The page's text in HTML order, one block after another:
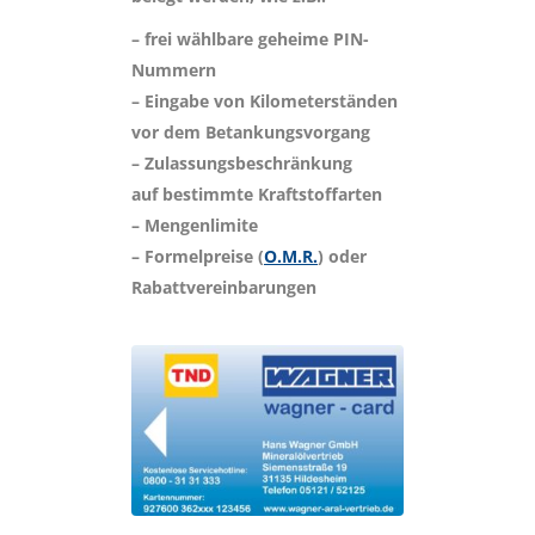
– frei wählbare geheime PIN-
Nummern
– Eingabe von Kilometerständen
vor dem Betankungsvorgang
– Zulassungsbeschränkung
auf bestimmte Kraftstoffarten
– Mengenlimite
– Formelpreise (O.M.R.) oder
Rabattvereinbarungen